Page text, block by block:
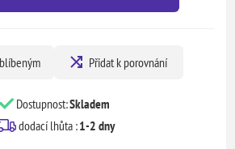
Přidat k porovnání
Dostupnost:Skladem
dodací lhůta :1-2 dny